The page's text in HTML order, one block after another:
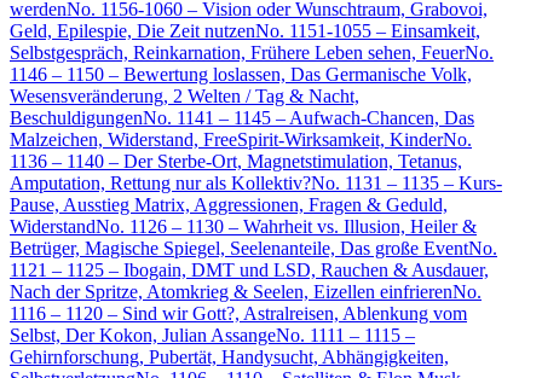
werdenNo. 1156-1060 – Vision oder Wunschtraum, Grabovoi,
Geld, Epilespie, Die Zeit nutzenNo. 1151-1055 – Einsamkeit,
Selbstgespräch, Reinkarnation, Frühere Leben sehen, FeuerNo.
1146 – 1150 – Bewertung loslassen, Das Germanische Volk,
Wesensveränderung, 2 Welten / Tag & Nacht,
BeschuldigungenNo. 1141 – 1145 – Aufwach-Chancen, Das
Malzeichen, Widerstand, FreeSpirit-Wirksamkeit, KinderNo.
1136 – 1140 – Der Sterbe-Ort, Magnetstimulation, Tetanus,
Amputation, Rettung nur als Kollektiv?No. 1131 – 1135 – Kurs-
Pause, Ausstieg Matrix, Aggressionen, Fragen & Geduld,
WiderstandNo. 1126 – 1130 – Wahrheit vs. Illusion, Heiler &
Betrüger, Magische Spiegel, Seelenanteile, Das große EventNo.
1121 – 1125 – Ibogain, DMT und LSD, Rauchen & Ausdauer,
Nach der Spritze, Atomkrieg & Seelen, Eizellen einfrierenNo.
1116 – 1120 – Sind wir Gott?, Astralreisen, Ablenkung vom
Selbst, Der Kokon, Julian AssangeNo. 1111 – 1115 –
Gehirnforschung, Pubertät, Handysucht, Abhängigkeiten,